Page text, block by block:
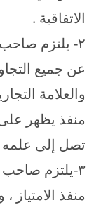
الاتفاقية .
۲- يلتزم صاحب
عن جميع
والعلامة
منفذ يظهر
تصل إلى
۳-يلتزم صاحب
منفذ